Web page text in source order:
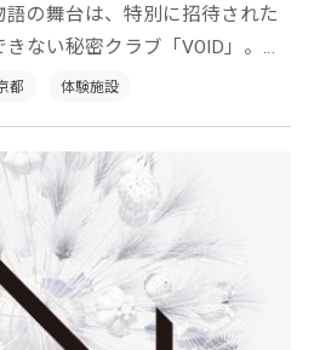
の舞台は、特別に招待された
ない秘密クラブ「VOID」。演
動き回り参加して、自ら物語
都 体験施設